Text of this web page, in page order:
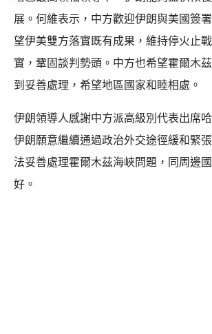
展。何維表示，中方歡迎伊朗與美國簽
望伊美雙方落實既有成果，維持停火止
實，鞏固談判勢頭。中方也希望霍爾木
到妥善處理，希望地區國家和睦相處。
伊朗領導人感謝中方派高級別代表出席
伊朗願意繼續通過政治外交途徑緩和緊
法妥善處理霍爾木茲海峽問題，同周邊
好。